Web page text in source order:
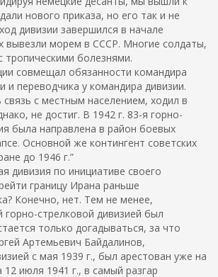
нового приказа, но его так и не
дивизии завершился в начале
вывезли морем в СССР. Многие солдаты,
тропическими болезнями.
совмещал обязанности командира
и переводчика у командира дивизии.
с местным населением, ходил в
не достиг. В 1942 г. 83-я горно-
была направлена в район боевых
Основной же контингент советских
до 1946 г.”
дивизия по инициативе своего
границу Ирана раньше
Конечно, нет. Тем не менее,
стрелковой дивизией был
только догадываться, за что
Артемьевич Байдалинов,
с мая 1939 г., был арестован уже на
июля 1941 г., в самый разгар